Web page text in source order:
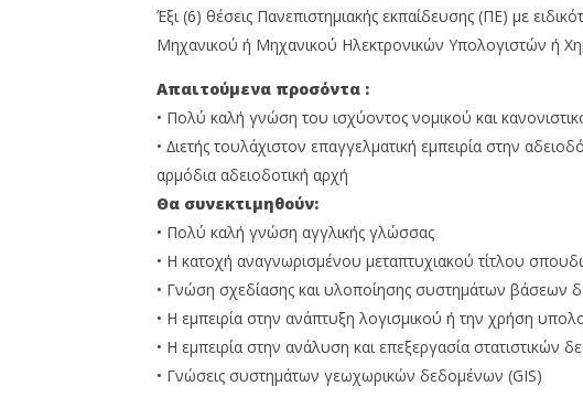
Έξι (6) θέσεις Πανεπιστηµιακής εκπαίδευσης (ΠΕ) µε
Μηχανικού ή Μηχανικού Ηλεκτρονικών Υπολογιστών ή
Απαιτούμενα προσόντα :
• Πολύ καλή γνώση του ισχύοντος νοµικού και
• ∆ιετής τουλάχιστον επαγγελµατική εµπειρία στην
αρµόδια αδειοδοτική αρχή
Θα συνεκτιμηθούν:
• Πολύ καλή γνώση αγγλικής γλώσσας
• Η κατοχή αναγνωρισµένου µεταπτυχιακού τίτλου
• Γνώση σχεδίασης και υλοποίησης συστηµάτων βάσεων
• Η εµπειρία στην ανάπτυξη λογισµικού ή την χρήση
• Η εµπειρία στην ανάλυση και επεξεργασία στατιστικών
• Γνώσεις συστηµάτων γεωχωρικών δεδοµένων (GIS)